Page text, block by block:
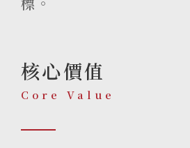
核心價值
Core Value